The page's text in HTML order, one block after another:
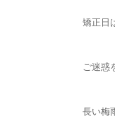
矯正日
ご迷惑
長い梅